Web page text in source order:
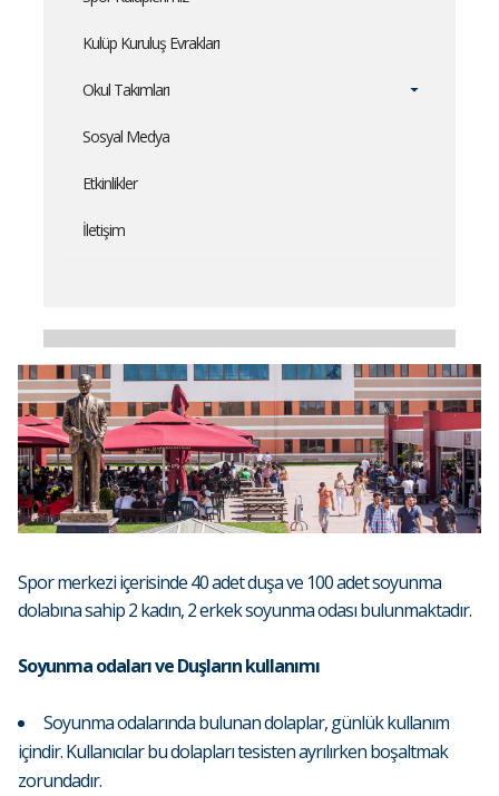
Kulüp Kuruluş Evrakları
Okul Takımları
Sosyal Medya
Etkinlikler
İletişim
Spor merkezi içerisinde 40 adet duşa ve 100 adet soyunma
dolabına sahip 2 kadın, 2 erkek soyunma odası bulunmaktadır.
Soyunma odaları ve Duşların kullanımı
Soyunma odalarında bulunan dolaplar, günlük kullanım
içindir. Kullanıcılar bu dolapları tesisten ayrılırken boşaltmak
zorundadır.